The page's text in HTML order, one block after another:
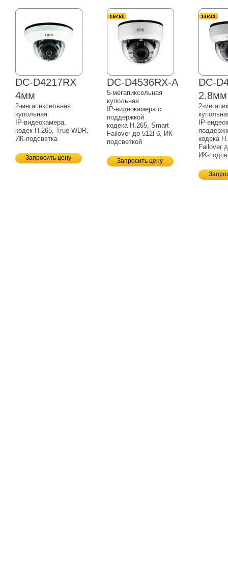
DC-D4217RX
4мм
2-мегапиксельная
купольная
IP-видеокамера,
кодек H.265, True-WDR,
ИК-подсветка
Запросить цену
DC-D4536RX-A
5-мегапиксельная
купольная
IP-видеокамерас
поддержкой
кодека H.265, Smart
Failover до 512Гб, ИК-
подсветкой
Запросить цену
DC-
2.8мм
2-
IP-
кодека
Failover
ИК-